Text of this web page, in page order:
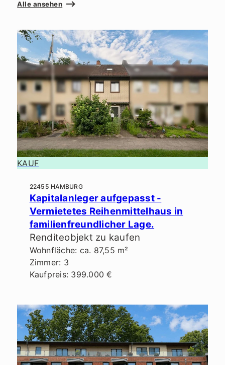
Alle ansehen
KAUF
22455 HAMBURG
Kapitalanleger aufgepasst -
Vermietetes Reihenmittelhaus in
familienfreundlicher Lage.
Renditeobjekt zu kaufen
Wohnfläche: ca. 87,55 m²
Zimmer: 3
Kaufpreis: 399.000 €